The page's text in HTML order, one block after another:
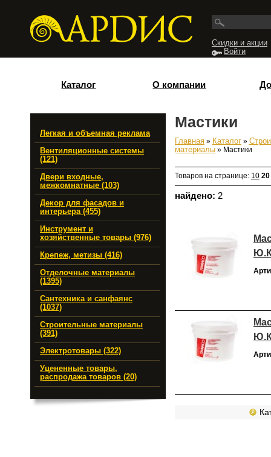
Скидки и акции
Войти
Каталог О компании
Легкая и объемная реклама
Вентиляционные системы
(121)
Двери входные,
межкомнатные (103)
Декор для фасадов и
интерьера (455)
Инструмент и
хозяйственные товары (976)
Крепеж, метизы (416)
Отделочные материалы
(1395)
Сантехника и санфаянс
(1037)
Строительные материалы
(391)
Электротовары (322)
Уцененные товары,
распродажа товаров (20)
Мастики
Вы здесь
Главная » Каталог »
материалы » Мастики
Товаров на странице: 10 20
найдено: 2